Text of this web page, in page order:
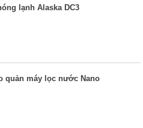
lạnh Alaska DC3
quản máy lọc nước Nano